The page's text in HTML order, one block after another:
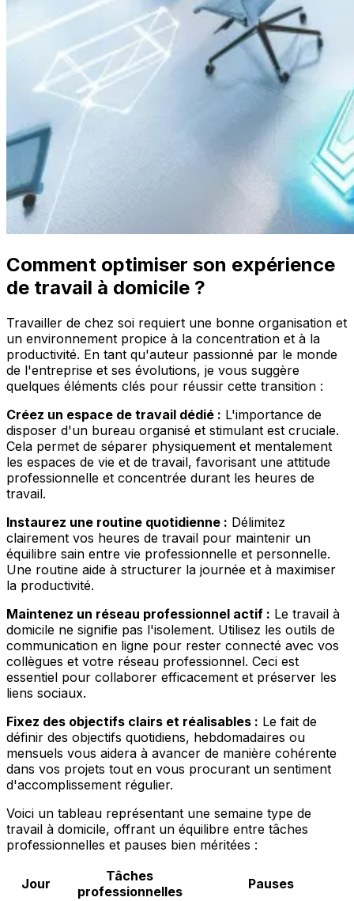
Comment optimiser son expérience
de travail à domicile ?
Travailler de chez soi requiert une bonne organisation et
un environnement propice à la concentration et à la
productivité. En tant qu'auteur passionné par le monde
de l'entreprise et ses évolutions, je vous suggère
quelques éléments clés pour réussir cette transition :
Créez un espace de travail dédié : L'importance de
disposer d'un bureau organisé et stimulant est cruciale.
Cela permet de séparer physiquement et mentalement
les espaces de vie et de travail, favorisant une attitude
professionnelle et concentrée durant les heures de
travail.
Instaurez une routine quotidienne : Délimitez
clairement vos heures de travail pour maintenir un
équilibre sain entre vie professionnelle et personnelle.
Une routine aide à structurer la journée et à maximiser
la productivité.
Maintenez un réseau professionnel actif : Le travail à
domicile ne signifie pas l'isolement. Utilisez les outils de
communication en ligne pour rester connecté avec vos
collègues et votre réseau professionnel. Ceci est
essentiel pour collaborer efficacement et préserver les
liens sociaux.
Fixez des objectifs clairs et réalisables : Le fait de
définir des objectifs quotidiens, hebdomadaires ou
mensuels vous aidera à avancer de manière cohérente
dans vos projets tout en vous procurant un sentiment
d'accomplissement régulier.
Voici un tableau représentant une semaine type de
travail à domicile, offrant un équilibre entre tâches
professionnelles et pauses bien méritées :
Jour
Tâches
professionnelles
Pauses